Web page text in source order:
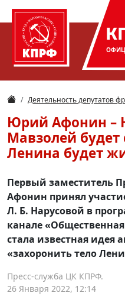
Деятельность депутатов
Юрий Афонин –
Мавзолей будет
Ленина будет
Первый заместитель
Афонин принял
Л. Б. Нарусовой в
канале
стала известная идея
«захоронить тело
Пресс-служба ЦК КПРФ.
26 Января 2022, 12:14